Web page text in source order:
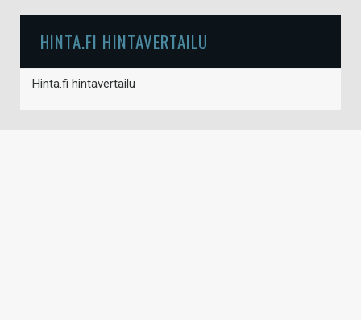
HINTA.FI HINTAVERTAILU
Hinta.fi hintavertailu